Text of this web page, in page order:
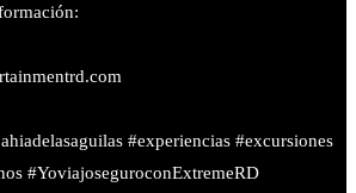
#experiencias #excursiones
#YoviajoseguroconExtremeRD